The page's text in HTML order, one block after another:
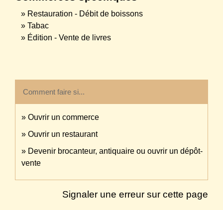
Restauration - Débit de boissons
Tabac
Édition - Vente de livres
Comment faire si...
Ouvrir un commerce
Ouvrir un restaurant
Devenir brocanteur, antiquaire ou ouvrir un dépôt-
vente
Signaler une erreur sur cette page